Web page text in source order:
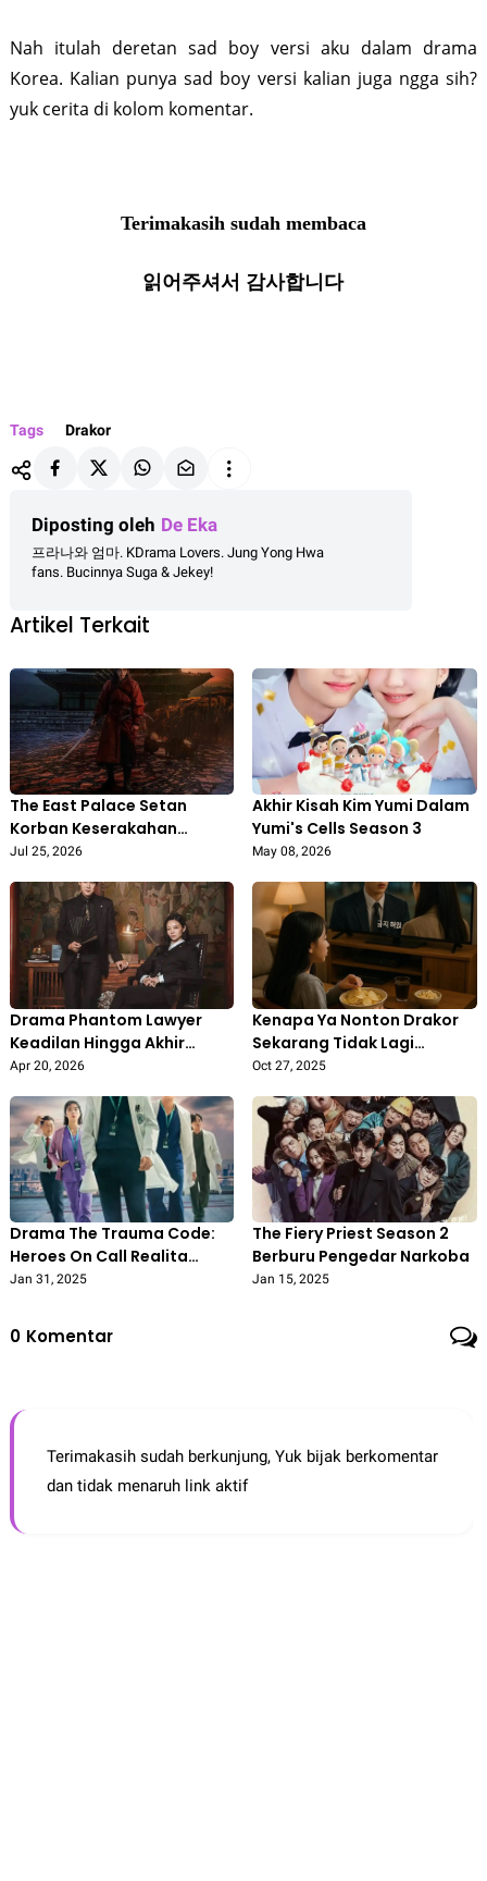
Nah itulah deretan sad boy versi aku dalam drama
Korea. Kalian punya sad boy versi kalian juga ngga sih?
yuk cerita di kolom komentar.
Terimakasih sudah membaca
읽어주셔서 감사합니다
Tags Drakor
Diposting oleh De Eka
프라나와 엄마. KDrama Lovers. Jung Yong Hwa
fans. Bucinnya Suga & Jekey!
Artikel Terkait
The East Palace Setan
Korban Keserakahan
Manusia
Jul 25, 2026
Akhir Kisah Kim Yumi Dalam
Yumi's Cells Season 3
May 08, 2026
Drama Phantom Lawyer
Keadilan Hingga Akhir
Hayat
Apr 20, 2026
Kenapa Ya Nonton Drakor
Sekarang Tidak Lagi
Menarik
Oct 27, 2025
Drama The Trauma Code:
Heroes On Call Realita
Dunia Dokter
Jan 31, 2025
The Fiery Priest Season 2
Berburu Pengedar Narkoba
Jan 15, 2025
0 Komentar
Terimakasih sudah berkunjung, Yuk bijak berkomentar
dan tidak menaruh link aktif